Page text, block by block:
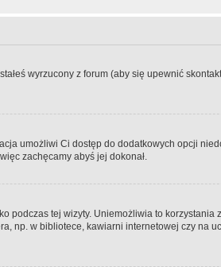
wyrzucony z forum (aby się upewnić
umożliwi Ci dostęp do dodatkowych opcji
zachęcamy abyś jej dokonał.
podczas tej wizyty. Uniemożliwia to korzystania
np. w bibliotece, kawiarni internetowej czy na